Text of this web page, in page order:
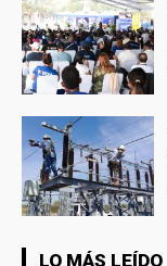
LO MÁS LEÍDO